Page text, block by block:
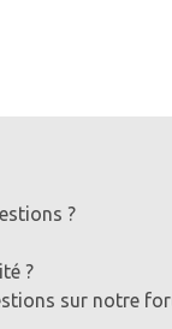
?
?
sur notre